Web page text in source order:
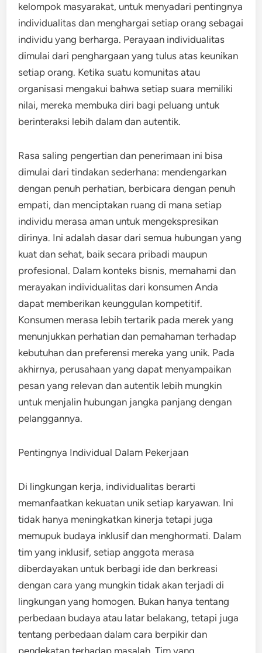
kelompok masyarakat, untuk menyadari pentingnya
individualitas dan menghargai setiap orang sebagai
individu yang berharga. Perayaan individualitas
dimulai dari penghargaan yang tulus atas keunikan
setiap orang. Ketika suatu komunitas atau
organisasi mengakui bahwa setiap suara memiliki
nilai, mereka membuka diri bagi peluang untuk
berinteraksi lebih dalam dan autentik.
Rasa saling pengertian dan penerimaan ini bisa
dimulai dari tindakan sederhana: mendengarkan
dengan penuh perhatian, berbicara dengan penuh
empati, dan menciptakan ruang di mana setiap
individu merasa aman untuk mengekspresikan
dirinya. Ini adalah dasar dari semua hubungan yang
kuat dan sehat, baik secara pribadi maupun
profesional. Dalam konteks bisnis, memahami dan
merayakan individualitas dari konsumen Anda
dapat memberikan keunggulan kompetitif.
Konsumen merasa lebih tertarik pada merek yang
menunjukkan perhatian dan pemahaman terhadap
kebutuhan dan preferensi mereka yang unik. Pada
akhirnya, perusahaan yang dapat menyampaikan
pesan yang relevan dan autentik lebih mungkin
untuk menjalin hubungan jangka panjang dengan
pelanggannya.
Pentingnya Individual Dalam Pekerjaan
Di lingkungan kerja, individualitas berarti
memanfaatkan kekuatan unik setiap karyawan. Ini
tidak hanya meningkatkan kinerja tetapi juga
memupuk budaya inklusif dan menghormati. Dalam
tim yang inklusif, setiap anggota merasa
diberdayakan untuk berbagi ide dan berkreasi
dengan cara yang mungkin tidak akan terjadi di
lingkungan yang homogen. Bukan hanya tentang
perbedaan budaya atau latar belakang, tetapi juga
tentang perbedaan dalam cara berpikir dan
pendekatan terhadap masalah. Tim yang